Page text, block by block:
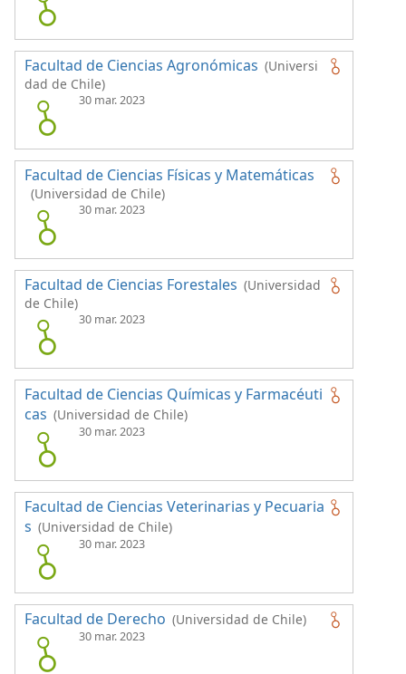
Facultad de Ciencias Agronómicas (Universi
dad de Chile)
30 mar. 2023
Facultad de Ciencias Físicas y Matemáticas
(Universidad de Chile)
30 mar. 2023
Facultad de Ciencias Forestales (Universidad
de Chile)
30 mar. 2023
Facultad de Ciencias Químicas y Farmacéuti
cas (Universidad de Chile)
30 mar. 2023
Facultad de Ciencias Veterinarias y Pecuaria
s (Universidad de Chile)
30 mar. 2023
Facultad de Derecho (Universidad de Chile)
30 mar. 2023